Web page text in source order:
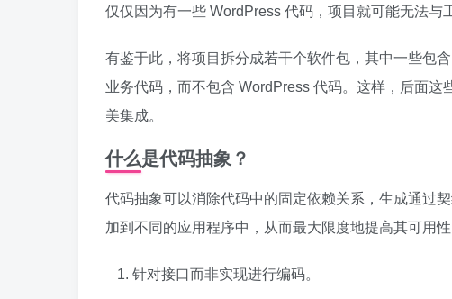
仅仅因为有一些 WordPress 代码，项目就可能无法与
有鉴于此，将项目拆分成若干个软件包，其中一些包
业务代码，而不包含 WordPress 代码。这样，后面
美集成。
什么是代码抽象？
代码抽象可以消除代码中的固定依赖关系，生成通过
加到不同的应用程序中，从而最大限度地提高其可用
针对接口而非实现进行编码。